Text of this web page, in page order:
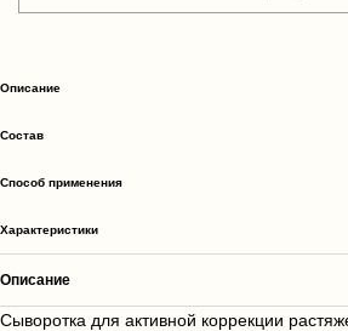
Описание
Cостав
Способ применения
Характеристики
Описание
Сыворотка для активной коррекции